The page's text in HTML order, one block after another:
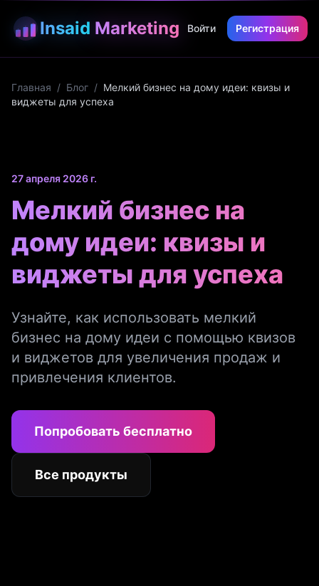
Insaid Marketing Войти Регистрация
Главная / Блог / Мелкий бизнес на дому идеи: квизы и
виджеты для успеха
27 апреля 2026 г.
Мелкий бизнес на
дому идеи: квизы и
виджеты для успеха
Узнайте, как использовать мелкий
бизнес на дому идеи с помощью квизов
и виджетов для увеличения продаж и
привлечения клиентов.
Попробовать бесплатно
Все продукты